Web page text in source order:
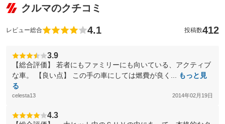
クルマのクチコミ
レビュー総合 4.1 投稿数412
3.9
【総合評価】 若者にもファミリーにも向いている、アクティブ
な車。 【良い点】 この手の車にしては燃費が良く...
もっと見
る
celesta13 2014年02月19日
4.3